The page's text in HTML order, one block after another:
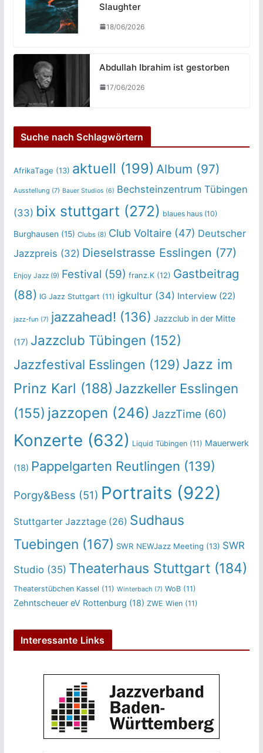
Slaughter
18/06/2026
Abdullah Ibrahim ist gestorben
17/06/2026
Suche nach Schlagwörtern
AfrikaTage (13) aktuell (199) Album (97)
Ausstellung (7) Bauer Studios (6) Bechsteinzentrum Tübingen
(33) bix stuttgart (272) blaues haus(10)
Burghausen (15) Clubs(8) Club Voltaire(47) Deutscher
Jazzpreis (32) Dieselstrasse Esslingen (77)
Enjoy Jazz(9) Festival (59) franz.K(12) Gastbeitrag
(88) IG Jazz Stuttgart (11) igkultur(34) Interview(22)
jazz-fun (7) jazzahead! (136) Jazzclub in der Mitte
(17) Jazzclub Tübingen (152)
Jazzfestival Esslingen (129) Jazz im
Prinz Karl (188) Jazzkeller Esslingen
(155) jazzopen (246) JazzTime (60)
Konzerte (632) Liquid Tübingen(11) Mauerwerk
(18) Pappelgarten Reutlingen (139)
Porgy&Bess (51) Portraits (922)
Stuttgarter Jazztage(26) Sudhaus
Tuebingen (167) SWR NEWJazz Meeting (13) SWR
Studio(35) Theaterhaus Stuttgart(184)
Theaterstübchen Kassel (11) Winterbach (7) WoB(11)
Zehntscheuer eV Rottenburg (18) ZWE Wien(11)
Interessante Links